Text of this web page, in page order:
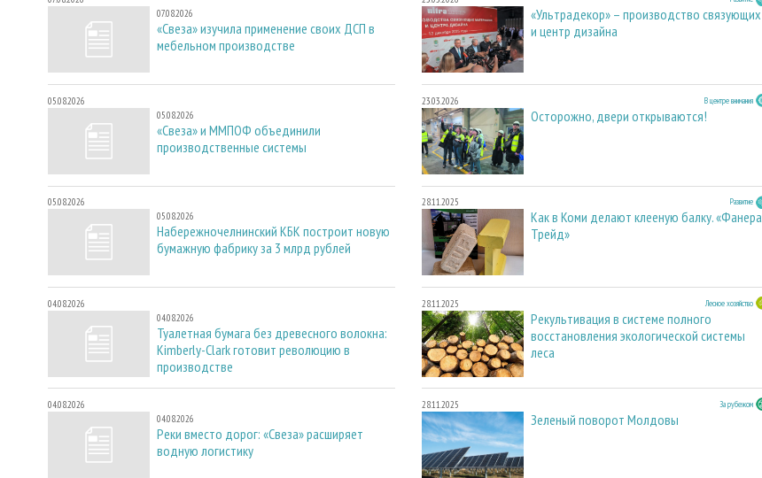
07.08.2026
«Свеза» изучила применение своих ДСП в
мебельном производстве
05.08.2026
05.08.2026
«Свеза» и ММПОФ объединили
производственные системы
05.08.2026
05.08.2026
Набережночелнинский КБК построит новую
бумажную фабрику за 3 млрд рублей
04.08.2026
04.08.2026
Туалетная бумага без древесного волокна:
Kimberly-Clark готовит революцию в
производстве
04.08.2026
04.08.2026
Реки вместо дорог: «Свеза» расширяет
водную логистику
«Ультрадекор» – производство связующих
и центр дизайна
23.03.2026 В центре внимания
Осторожно, двери открываются!
28.11.2025 Развитие
Как в Коми делают клееную балку. «Фанера
Трейд»
28.11.2025 Лесное хозяйство
Рекультивация в системе полного
восстановления экологической системы
леса
28.11.2025 За рубежом
Зеленый поворот Молдовы